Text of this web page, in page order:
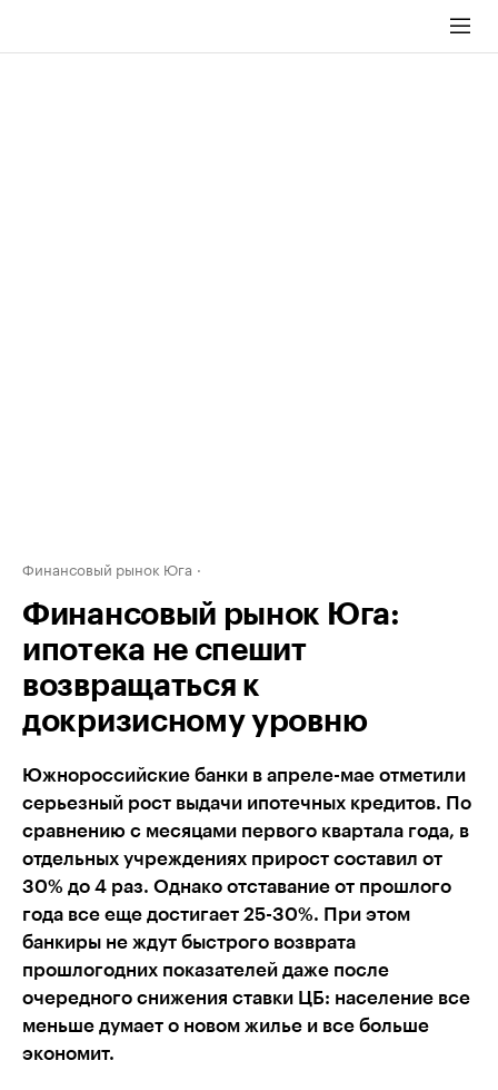
Финансовый рынок Юга
Финансовый рынок Юга:
ипотека не спешит
возвращаться к
докризисному уровню
Южнороссийские банки в апреле-мае отметили
серьезный рост выдачи ипотечных кредитов. По
сравнению с месяцами первого квартала года, в
отдельных учреждениях прирост составил от
30% до 4 раз. Однако отставание от прошлого
года все еще достигает 25-30%. При этом
банкиры не ждут быстрого возврата
прошлогодних показателей даже после
очередного снижения ставки ЦБ: население все
меньше думает о новом жилье и все больше
экономит.